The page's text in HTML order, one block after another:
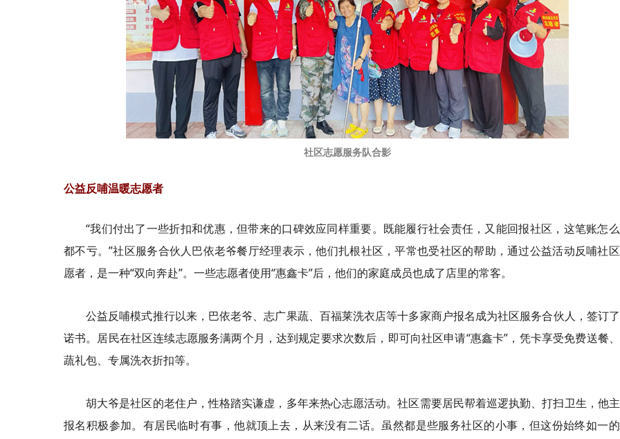
社区志愿服务队合影
公益反哺温暖志愿者
“我们付出了一些折扣和优惠，但带来的口碑效应同样重要。既能履行社会责任，又能回报社区，这笔账怎
都不亏。”社区服务合伙人巴依老爷餐厅经理表示，他们扎根社区，平常也受社区的帮助，通过公益活动反哺社
愿者，是一种“双向奔赴”。一些志愿者使用“惠鑫卡”后，他们的家庭成员也成了店里的常客。
公益反哺模式推行以来，巴依老爷、志广果蔬、 百福莱洗衣店等十多家商户报名成为社区服务合伙人，签订
诺书。居民在社区连续志愿服务满两个月，达到规定要求次数后，即可向社区申请“惠鑫卡”，凭卡享受免费送餐
蔬礼包、专属洗衣折扣等。
胡大爷是社区的老住户，性格踏实谦虚，多年来热心志愿活动。社区需要居民帮着巡逻执勤、打扫卫生，他
报名积极参加。有居民临时有事，他就顶上去，从来没有二话。虽然都是些服务社区的小事，但这份始终如一